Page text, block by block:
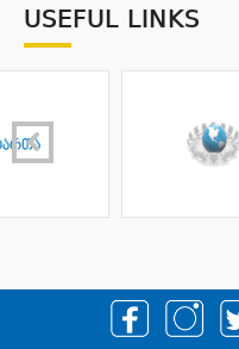
USEFUL LINKS